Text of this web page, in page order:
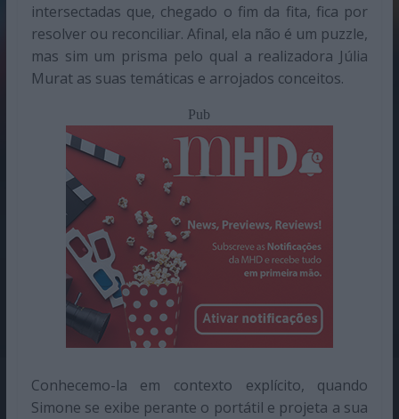
intersectadas que, chegado o fim da fita, fica por
resolver ou reconciliar. Afinal, ela não é um puzzle,
mas sim um prisma pelo qual a realizadora Júlia
Murat as suas temáticas e arrojados conceitos.
Pub
Conhecemo-la em contexto explícito, quando
Simone se exibe perante o portátil e projeta a sua